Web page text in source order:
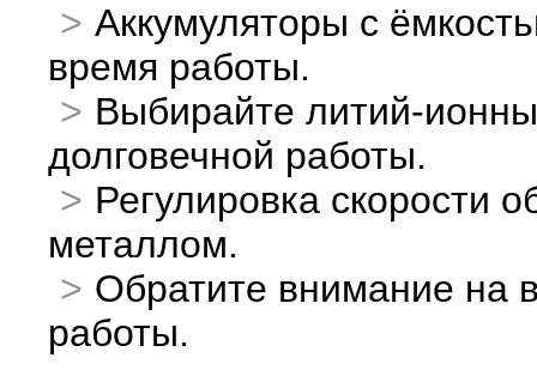
Аккумуляторы с
время работы.
Выбирайте литий-
долговечной работы.
Регулировка скорости
металлом.
Обратите внимание на
работы.